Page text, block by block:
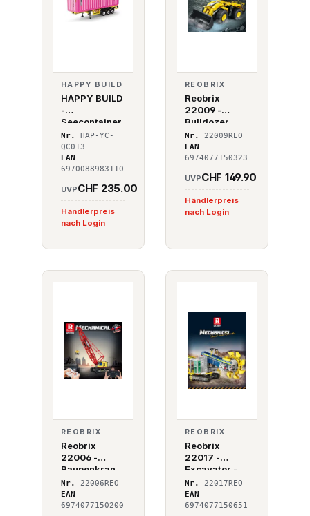
HAPPY BUILD
HAPPY BUILD
-
Seecontainer
Nr.
HAP-YC-
QC013
EAN
6970088983110
UVPCHF 235.00
Händlerpreis
nach Login
REOBRIX
Reobrix
22009 -
Bulldozer
gelb
Nr.
22009REO
EAN
6974077150323
UVPCHF 149.90
Händlerpreis
nach Login
REOBRIX
Reobrix
22006 -
Raupenkran
Nr.
22006REO
EAN
6974077150200
REOBRIX
Reobrix
22017 -
Excavator -
Raupenbagge
r
Nr.
22017REO
EAN
6974077150651